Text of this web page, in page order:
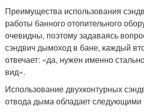
Преимущества использования
работы банного отопительного
очевидны, поэтому задаваясь
сэндвич дымоход в бане, каждый
отвечает: «да, нужен именно
вид».
Использование двухконтурных
отвода дыма обладает